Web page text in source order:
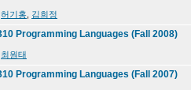
허기홍 김희정
Programming Languages (Fall 2008)
최원태
Programming Languages (Fall 2007)